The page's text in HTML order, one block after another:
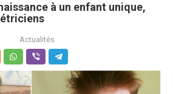
à un enfant unique,
Actualités